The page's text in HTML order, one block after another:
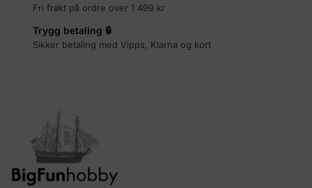
Fri frakt på ordre over 1 499 kr
Trygg betaling 🔒
Sikker betaling med Vipps, Klarna og kort